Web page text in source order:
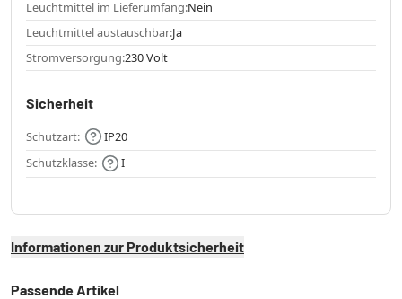
Leuchtmittel im Lieferumfang:Nein
Leuchtmittel austauschbar:Ja
Stromversorgung:230 Volt
Sicherheit
Schutzart:
IP20
Schutzklasse:
I
Informationen zur Produktsicherheit
Passende Artikel